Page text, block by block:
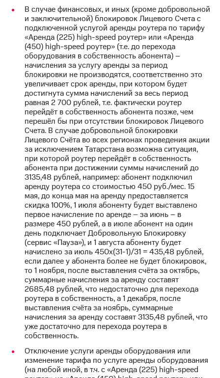
Мой
МТС
Все
приложения
Финансы
Инвестиции
Получайте
доход
онлайн
Страхование
Покупка
полисов
онлайн
Скидка 30%
на связь
С картой
МТС
Деньги
МТС
Накопления
Откладывайте
деньги
и получайте
доход 15%
Платежи
и
переводы
номер
МТС
Откладывайте
деньги
и получайте
доход 15%
Акции
Условия
пополнения
Скидка
30%
на связь
Тарифы
RED,
РИИЛ
и МТС Супер
дешевле
при оплате
с карты
МТС Деньги
Обзоры
товаров
Скидки
до 40%
на смартфоны
при
покупке
со связью
МТС
В случае финансовых, и иных (кроме добровольной
и заключительной) блокировок Лицевого Счета с
подключенной услугой аренды роутера по тарифу
«Аренда (225) high-speed роутер» или «Аренда
(450) high-speed роутер» (т.е. до перехода
оборудования в собственность абонента) –
начисления за услугу аренды за период
блокировки не производятся, соответственно это
увеличивает срок аренды, при котором будет
достигнута сумма начислений за весь период
равная 2 700 рублей, т.е. фактически роутер
перейдёт в собственность абонента позже, чем
перешёл бы при отсутствии блокировок Лицевого
Счета. В случае добровольной блокировки
Лицевого Счёта во всех регионах проведения акции
за исключением Татарстана возможна ситуация,
при которой роутер перейдёт в собственность
абонента при достижении суммы начислений до
3135,48 рублей, например: абонент подключил
аренду роутера со стоимостью 450 руб./мес. 15
мая, до конца мая на аренду предоставляется
скидка 100%, 1 июля абоненту будет выставлено
первое начисление по аренде – за июнь – в
размере 450 рублей, а в июле абонент на один
день подключает Добровольную Блокировку
(сервис «Пауза»), и 1 августа абоненту будет
начислено за июль 450х(31-1)/31 = 435,48 рублей,
если далее у абонента более не будет блокировок,
то 1 ноября, после выставления счёта за октябрь,
суммарные начисления за аренду составят
2685,48 рублей, что недостаточно для перехода
роутера в собственность, а 1 декабря, после
выставления счёта за ноябрь, суммарные
начисления за аренду составят 3135,48 рублей, что
уже достаточно для перехода роутера в
собственность.
Отключение услуги аренды оборудования или
изменение тарифа по услуге аренды оборудования
(на любой иной, в т.ч. с «Аренда (225) high-speed